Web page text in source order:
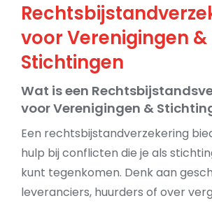
voor Verenigingen &
Stichtingen
Wat is een
voor Verenigingen &
Een rechtsbijstandverzekering
hulp bij conflicten die je als
kunt tegenkomen. Denk aan
leveranciers, huurders of over